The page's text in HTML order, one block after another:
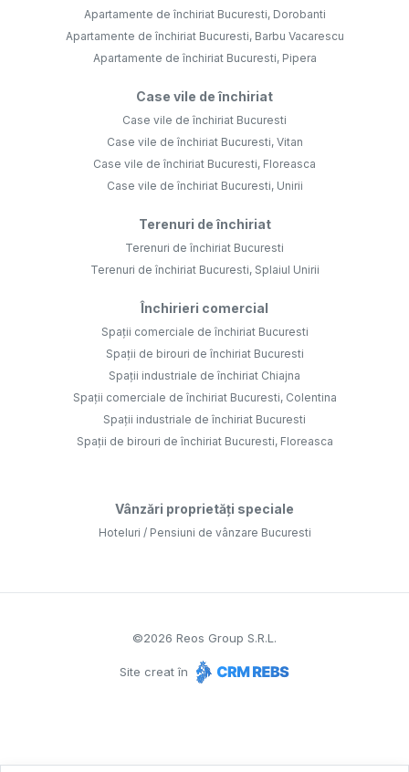
Apartamente de închiriat Bucuresti, Dorobanti
Apartamente de închiriat Bucuresti, Barbu Vacarescu
Apartamente de închiriat Bucuresti, Pipera
Case vile de închiriat
Case vile de închiriat Bucuresti
Case vile de închiriat Bucuresti, Vitan
Case vile de închiriat Bucuresti, Floreasca
Case vile de închiriat Bucuresti, Unirii
Terenuri de închiriat
Terenuri de închiriat Bucuresti
Terenuri de închiriat Bucuresti, Splaiul Unirii
Închirieri comercial
Spații comerciale de închiriat Bucuresti
Spații de birouri de închiriat Bucuresti
Spații industriale de închiriat Chiajna
Spații comerciale de închiriat Bucuresti, Colentina
Spații industriale de închiriat Bucuresti
Spații de birouri de închiriat Bucuresti, Floreasca
Vânzări proprietăți speciale
Hoteluri / Pensiuni de vânzare Bucuresti
©2026 Reos Group S.R.L.
Site creat în